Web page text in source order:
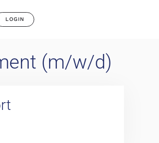
LOGIN
(m/w/d)